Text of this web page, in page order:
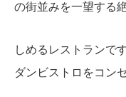
の街並みを一望する
しめるレストランで
ダンビストロをコン